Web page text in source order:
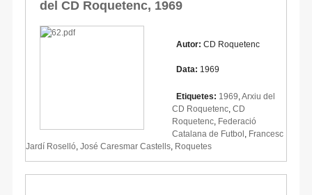
del CD Roquetenc, 1969
Autor: CD Roquetenc
Data: 1969
Etiquetes: 1969 Arxiu del
CD Roquetenc CD
Roquetenc Federació
Catalana de Futbol Francesc
Jardí Roselló José Caresmar Castells Roquetes